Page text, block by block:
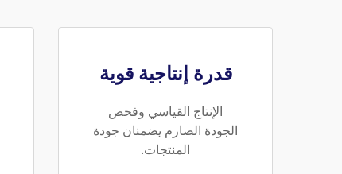
قدرة إنتاجية قوية
الإنتاج القياسي وفحص
الجودة الصارم يضمنان جودة
المنتجات.